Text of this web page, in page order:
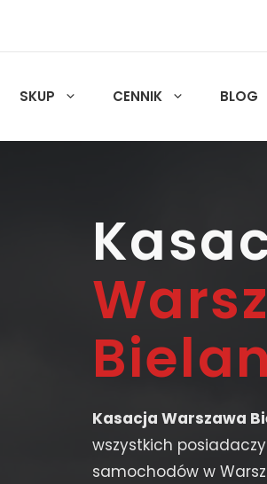
SKUP CENNIK BLOG
Kasacja Warszawa
wszystkich
samochodów w